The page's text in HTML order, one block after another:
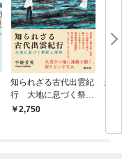
知られざる古代出雲紀
行 大地に息づく祭祀
と信仰
2,750
恐
来